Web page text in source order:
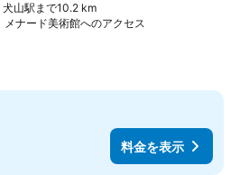
犬山駅まで10.2 km
メナード美術館へのアクセス
料金を表示